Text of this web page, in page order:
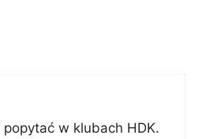
w klubach HDK.